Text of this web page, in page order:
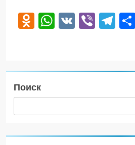
Odnoklassniki
WhatsApp
VK Viber
Поиск